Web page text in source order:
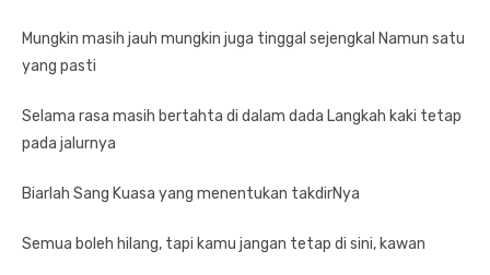
Mungkin masih jauh mungkin juga tinggal sejengkal Namun satu
yang pasti
Selama rasa masih bertahta di dalam dada Langkah kaki tetap
pada jalurnya
Biarlah Sang Kuasa yang menentukan takdirNya
Semua boleh hilang, tapi kamu jangan tetap di sini, kawan